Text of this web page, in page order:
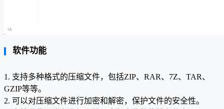
软件功能
1. 支持多种格式的压缩文件，包括ZIP、RAR、7Z、TAR、
GZIP等等。
2. 可以对压缩文件进行加密和解密，保护文件的安全性。